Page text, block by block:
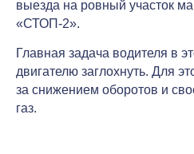
выезда на ровный участок
«СТОП-2».
Главная задача водителя в
двигателю заглохнуть. Для
за снижением оборотов и
газ.